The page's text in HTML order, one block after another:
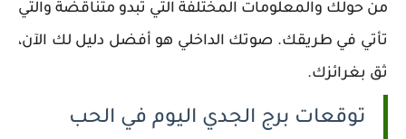
من حولك والمعلومات المختلفة التي تبدو متناقضة والتي
تأتي في طريقك. صوتك الداخلي هو أفضل دليل لك الآن،
ثق بغرائزك.
توقعات برج الجدي اليوم في الحب